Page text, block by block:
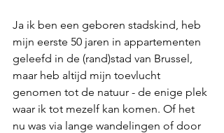
Ja ik ben een geboren stadskind, heb
mijn eerste 50 jaren in appartementen
geleefd in de (rand)stad van Brussel,
maar heb altijd mijn toevlucht
genomen tot de natuur - de enige plek
waar ik tot mezelf kan komen. Of het
nu was via lange wandelingen of door